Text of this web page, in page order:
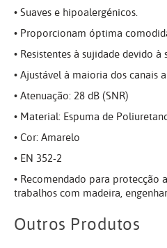
• Suaves e hipoalergénicos.
• Proporcionam óptima
• Resistentes à sujidade devido
• Ajustável à maioria dos canais
• Atenuação: 28 dB (SNR)
• Material: Espuma de
• Cor: Amarelo
• EN 352-2
• Recomendado para protecção
trabalhos com madeira,
Outros Produtos